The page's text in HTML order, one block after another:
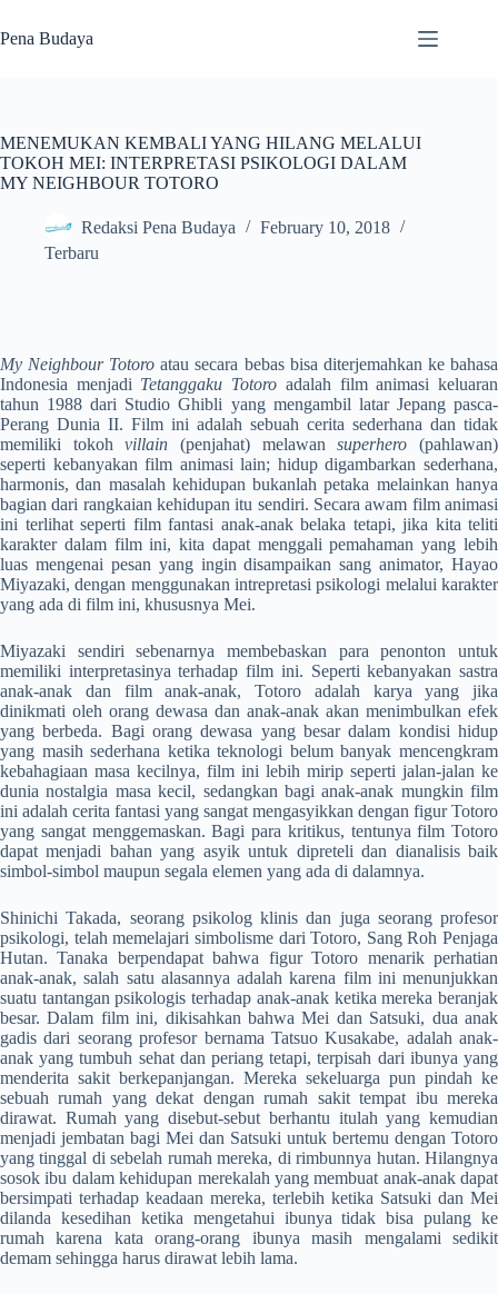
to
content
Pena Budaya
MENEMUKAN KEMBALI YANG HILANG MELALUI
TOKOH MEI: INTERPRETASI PSIKOLOGI DALAM
MY NEIGHBOUR TOTORO
Redaksi Pena Budaya
February 10, 2018
Terbaru
My Neighbour Totoro atau secara bebas bisa diterjemahkan ke bahasa
Indonesia menjadi Tetanggaku Totoro adalah film animasi keluaran
tahun 1988 dari Studio Ghibli yang mengambil latar Jepang pasca-
Perang Dunia II. Film ini adalah sebuah cerita sederhana dan tidak
memiliki tokohvillain (penjahat) melawansuperhero (pahlawan)
seperti kebanyakan film animasi lain; hidup digambarkan sederhana,
harmonis, dan masalah kehidupan bukanlah petaka melainkan hanya
bagian dari rangkaian kehidupan itu sendiri. Secara awam film animasi
ini terlihat seperti film fantasi anak-anak belaka tetapi, jika kita teliti
karakter dalam film ini, kita dapat menggali pemahaman yang lebih
luas mengenai pesan yang ingin disampaikan sang animator, Hayao
Miyazaki, dengan menggunakan intrepretasi psikologi melalui karakter
yang ada di film ini, khususnya Mei.
Miyazaki sendiri sebenarnya membebaskan para penonton untuk
memiliki interpretasinya terhadap film ini. Seperti kebanyakan sastra
anak-anak dan film anak-anak, Totoro adalah karya yang jika
dinikmati oleh orang dewasa dan anak-anak akan menimbulkan efek
yang berbeda. Bagi orang dewasa yang besar dalam kondisi hidup
yang masih sederhana ketika teknologi belum banyak mencengkram
kebahagiaan masa kecilnya, film ini lebih mirip seperti jalan-jalan ke
dunia nostalgia masa kecil, sedangkan bagi anak-anak mungkin film
ini adalah cerita fantasi yang sangat mengasyikkan dengan figur Totoro
yang sangat menggemaskan. Bagi para kritikus, tentunya film Totoro
dapat menjadi bahan yang asyik untuk dipreteli dan dianalisis baik
simbol-simbol maupun segala elemen yang ada di dalamnya.
Shinichi Takada, seorang psikolog klinis dan juga seorang profesor
psikologi, telah memelajari simbolisme dari Totoro, Sang Roh Penjaga
Hutan. Tanaka berpendapat bahwa figur Totoro menarik perhatian
anak-anak, salah satu alasannya adalah karena film ini menunjukkan
suatu tantangan psikologis terhadap anak-anak ketika mereka beranjak
besar. Dalam film ini, dikisahkan bahwa Mei dan Satsuki, dua anak
gadis dari seorang profesor bernama Tatsuo Kusakabe, adalah anak-
anak yang tumbuh sehat dan periang tetapi, terpisah dari ibunya yang
menderita sakit berkepanjangan. Mereka sekeluarga pun pindah ke
sebuah rumah yang dekat dengan rumah sakit tempat ibu mereka
dirawat. Rumah yang disebut-sebut berhantu itulah yang kemudian
menjadi jembatan bagi Mei dan Satsuki untuk bertemu dengan Totoro
yang tinggal di sebelah rumah mereka, di rimbunnya hutan. Hilangnya
sosok ibu dalam kehidupan merekalah yang membuat anak-anak dapat
bersimpati terhadap keadaan mereka, terlebih ketika Satsuki dan Mei
dilanda kesedihan ketika mengetahui ibunya tidak bisa pulang ke
rumah karena kata orang-orang ibunya masih mengalami sedikit
demam sehingga harus dirawat lebih lama.